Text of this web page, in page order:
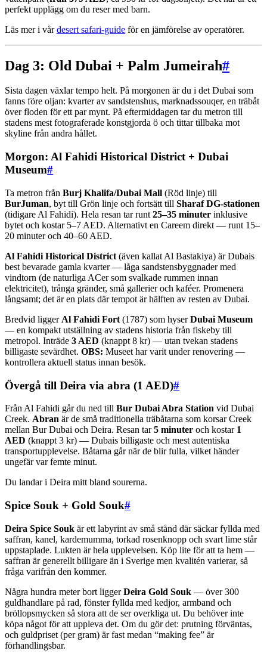
perfekt upplägg om du reser med barn.
Läs mer i vårdesert safari-guide för en jämförelse av operatörer.
Dag 3: Old Dubai + Palm Jumeirah#
Sista dagen växlar tempo helt. På morgonen är du i det Dubai som
fanns före oljan: kvarter av sandstenshus, marknadssouqer, en träbåt
över floden för ett par mynt. På eftermiddagen tar du metron till
stadens mest fotograferade konstgjorda ö och tittar tillbaka mot
skyline från andra hållet.
Morgon: Al Fahidi Historical District + Dubai
Museum#
Ta metron från Burj Khalifa/Dubai Mall (Röd linje) till
BurJuman, byt till Grön linje och fortsätt till Sharaf DG-stationen
(tidigare Al Fahidi). Hela resan tar runt 25–35 minuter inklusive
bytet och kostar 5–7 AED. Alternativt en Careem direkt — runt 15–
20 minuter och 40–60 AED.
Al Fahidi Historical District (även kallat Al Bastakiya) är Dubais
best bevarade gamla kvarter — låga sandstensbyggnader med
vindtorn (de naturliga ACer som svalkade rummen innan
elektricitet), trånga gränder, små gallerier och kaféer. Promenera
långsamt; det är en plats där tempot är hälften av resten av Dubai.
Bredvid ligger Al Fahidi Fort (1787) som hyserDubai Museum
— en kompakt utställning av stadens historia från fiskeby till
metropol. Inträde 3 AED (knappt 8 kr) — utan tvekan stadens
billigaste sevärdhet. OBS: Museet har varit under renovering —
kontrollera aktuell status innan besök.
Övergå till Deira via abra (1 AED)#
Från Al Fahidi går du ned till Bur Dubai Abra Station vid Dubai
Creek. Abran är de små traditionella träbåtarna som korsar Creek
mellan Bur Dubai och Deira. Resan tar5 minuter och kostar 1
AED (knappt 3 kr) — Dubais billigaste och mest autentiska
transportupplevelse. Båtarna går när de blir fulla, vilket händer
ungefär var femte minut.
Du landar i Deira mitt bland sourerna.
Spice Souk + Gold Souk#
Deira Spice Souk är ett labyrint av små stånd där säckar fyllda med
saffran, kanel, kardemumma, torkad rosenknopp och svart lime står
uppstaplade. Lukten är hela upplevelsen. Köp lite för att ta hem —
saffran är generellt billigare än i Sverige men kvalitén varierar, så
fråga varifrån den kommer.
Några hundra meter bort liggerDeira Gold Souk — över 300
guldhandlare på rad, fönster fyllda med kedjor, armband och
bröllopsmycken så stora att de ser overkliga ut. Du behöver inte
köpa något för att uppleva det. Om du gör det: prutning förväntas,
och guldpriset (per gram) är fast medan “making fee” är
förhandlingsbar.